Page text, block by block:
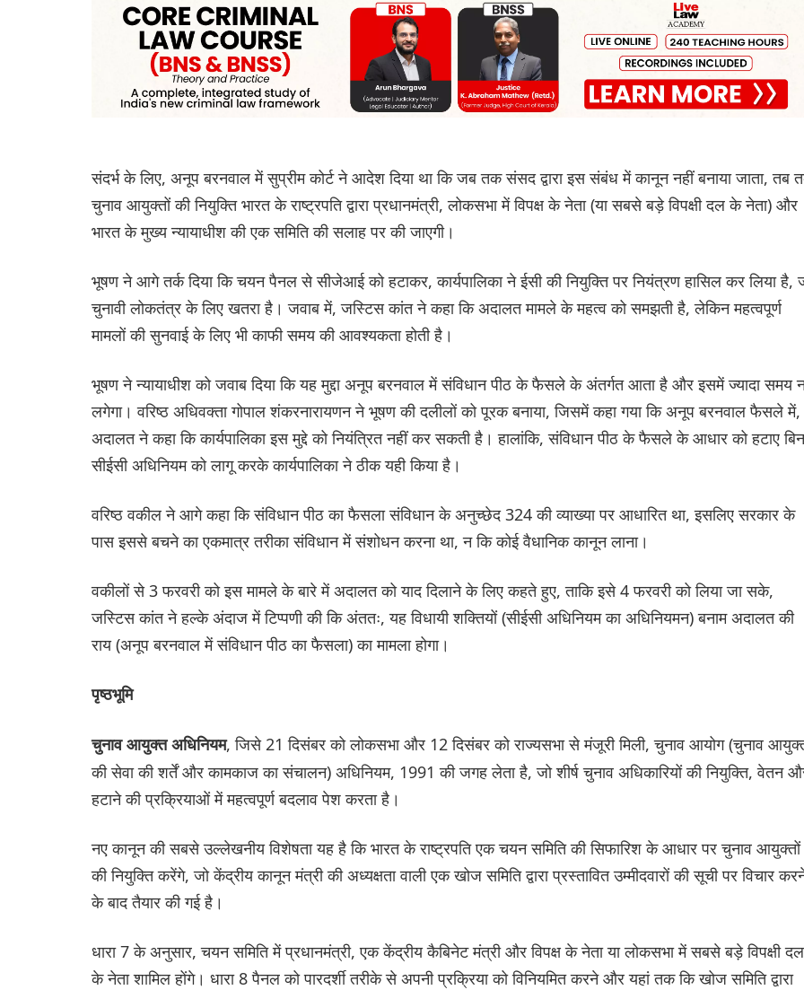
संदर्भ के लिए, अनूप बरनवाल में सुप्रीम कोर्ट ने आदेश दिया था कि जब तक संसद द्वारा इस संबंध में कानून नहीं बनाया जाता, तब
चुनाव आयुक्तों की नियुक्ति भारत के राष्ट्रपति द्वारा प्रधानमंत्री, लोकसभा में विपक्ष के नेता (या सबसे बड़े विपक्षी दल के नेता) और
भारत के मुख्य न्यायाधीश की एक समिति की सलाह पर की जाएगी।
भूषण ने आगे तर्क दिया कि चयन पैनल से सीजेआई को हटाकर, कार्यपालिका ने ईसी की नियुक्ति पर नियंत्रण हासिल कर लिया है,
चुनावी लोकतंत्र के लिए खतरा है। जवाब में, जस्टिस कांत ने कहा कि अदालत मामले के महत्व को समझती है, लेकिन महत्वपूर्ण
मामलों की सुनवाई के लिए भी काफी समय की आवश्यकता होती है।
भूषण ने न्यायाधीश को जवाब दिया कि यह मुद्दा अनूप बरनवाल में संविधान पीठ के फैसले के अंतर्गत आता है और इसमें ज्यादा समय
लगेगा। वरिष्ठ अधिवक्ता गोपाल शंकरनारायणन ने भूषण की दलीलों को पूरक बनाया, जिसमें कहा गया कि अनूप बरनवाल फैसले में,
अदालत ने कहा कि कार्यपालिका इस मुद्दे को नियंत्रित नहीं कर सकती है। हालांकि, संविधान पीठ के फैसले के आधार को हटाए
सीईसी अधिनियम को लागू करके कार्यपालिका ने ठीक यही किया है।
वरिष्ठ वकील ने आगे कहा कि संविधान पीठ का फैसला संविधान के अनुच्छेद 324 की व्याख्या पर आधारित था, इसलिए सरकार के
पास इससे बचने का एकमात्र तरीका संविधान में संशोधन करना था, न कि कोई वैधानिक कानून लाना।
वकीलों से 3 फरवरी को इस मामले के बारे में अदालत को याद दिलाने के लिए कहते हुए, ताकि इसे 4 फरवरी को लिया जा सके,
जस्टिस कांत ने हल्के अंदाज में टिप्पणी की कि अंततः, यह विधायी शक्तियों (सीईसी अधिनियम का अधिनियमन) बनाम अदालत की
राय (अनूप बरनवाल में संविधान पीठ का फैसला) का मामला होगा।
पृष्ठभूमि
चुनाव आयुक्त अधिनियम, जिसे 21 दिसंबर को लोकसभा और 12 दिसंबर को राज्यसभा से मंजूरी मिली, चुनाव आयोग (चुनाव
की सेवा की शर्तें और कामकाज का संचालन) अधिनियम, 1991 की जगह लेता है, जो शीर्ष चुनाव अधिकारियों की नियुक्ति, वेतन
हटाने की प्रक्रियाओं में महत्वपूर्ण बदलाव पेश करता है।
नए कानून की सबसे उल्लेखनीय विशेषता यह है कि भारत के राष्ट्रपति एक चयन समिति की सिफारिश के आधार पर चुनाव आयुक्तों
की नियुक्ति करेंगे, जो केंद्रीय कानून मंत्री की अध्यक्षता वाली एक खोज समिति द्वारा प्रस्तावित उम्मीदवारों की सूची पर विचार
के बाद तैयार की गई है।
धारा 7 के अनुसार, चयन समिति में प्रधानमंत्री, एक केंद्रीय कैबिनेट मंत्री और विपक्ष के नेता या लोकसभा में सबसे बड़े विपक्षी दल
के नेता शामिल होंगे। धारा 8 पैनल को पारदर्शी तरीके से अपनी प्रक्रिया को विनियमित करने और यहां तक ​​कि खोज समिति द्वारा